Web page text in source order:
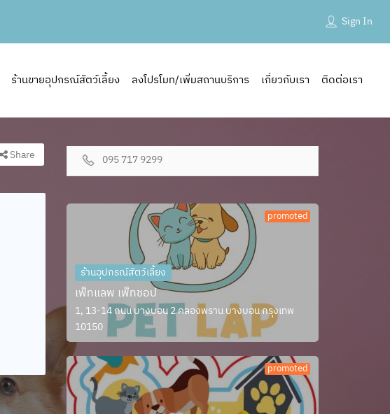
Sign In
ร้านขายอุปกรณ์สัตว์เลี้ยง ลงโปรโมท/เพิ่มสถานบริการ เกี่ยวกับเรา ติดต่อเรา
Share 095 717 9299
promoted
ร้านอุปกรณ์สัตว์เลี้ยง
เพ็ทแลพ เพ็ทชอป
1, 13-14 ถนน บางบอน 2 คลองพราน บางบอน กรุงเทพ
10150
promoted